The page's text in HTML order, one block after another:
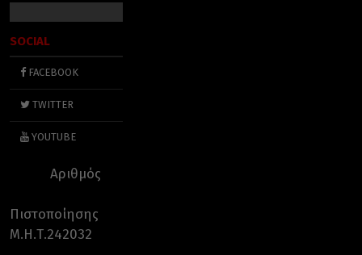
SOCIAL
FACEBOOK
TWITTER
YOUTUBE
Αριθμός
Πιστοποίησης
Μ.Η.Τ.242032